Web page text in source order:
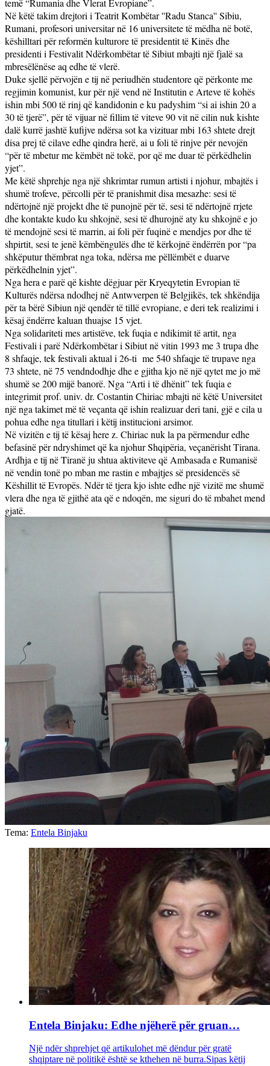
temë “Rumania dhe Vlerat Evropiane”.
Në këtë takim drejtori i Teatrit Kombëtar ''Radu Stanca'' Sibiu,
Rumani, profesori universitar në 16 universitete të mëdha në botë,
këshilltari për reformën kulturore të presidentit të Kinës dhe
presidenti i Festivalit Ndërkombëtar të Sibiut mbajti një fjalë sa
mbresëlënëse aq edhe të vlerë.
Duke sjellë përvojën e tij në periudhën studentore që përkonte me
regjimin komunist, kur për një vend në Institutin e Arteve të kohës
ishin mbi 500 të rinj që kandidonin e ku padyshim “si ai ishin 20 a
30 të tjerë”, për të vijuar në fillim të viteve 90 vit në cilin nuk kishte
dalë kurrë jashtë kufijve ndërsa sot ka vizituar mbi 163 shtete drejt
disa prej të cilave edhe qindra herë, ai u foli të rinjve për nevojën
“për të mbetur me këmbët në tokë, por që me duar të përkëdhelin
yjet”.
Me këtë shprehje nga një shkrimtar rumun artisti i njohur, mbajtës i
shumë trofeve, përcolli për të pranishmit disa mesazhe: sesi të
ndërtojnë një projekt dhe të punojnë për të, sesi të ndërtojnë rrjete
dhe kontakte kudo ku shkojnë, sesi të dhurojnë aty ku shkojnë e jo
të mendojnë sesi të marrin, ai foli për fuqinë e mendjes por dhe të
shpirtit, sesi te jenë këmbëngulës dhe të kërkojnë ëndërrën por “pa
shkëputur thëmbrat nga toka, ndërsa me pëllëmbët e duarve
përkëdhelnin yjet”.
Nga hera e parë që kishte dëgjuar për Kryeqytetin Evropian të
Kulturës ndërsa ndodhej në Antwverpen të Belgjikës, tek shkëndija
për ta bërë Sibiun një qendër të tillë evropiane, e deri tek realizimi i
kësaj ëndërre kaluan thuajse 15 vjet.
Nga solidariteti mes artistëve, tek fuqia e ndikimit të artit, nga
Festivali i parë Ndërkombëtar i Sibiut në vitin 1993 me 3 trupa dhe
8 shfaqje, tek festivali aktual i 26-ti me 540 shfaqje të trupave nga
73 shtete, në 75 vendndodhje dhe e gjitha kjo në një qytet me jo më
shumë se 200 mijë banorë. Nga “Arti i të dhënit” tek fuqia e
integrimit prof. univ. dr. Costantin Chiriac mbajti në këtë Universitet
një nga takimet më të veçanta që ishin realizuar deri tani, gjë e cila u
pohua edhe nga titullari i këtij institucioni arsimor.
Në vizitën e tij të kësaj here z. Chiriac nuk la pa përmendur edhe
befasinë për ndryshimet që ka njohur Shqipëria, veçanërisht Tirana.
Ardhja e tij në Tiranë ju shtua aktiviteve që Ambasada e Rumanisë
në vendin tonë po mban me rastin e mbajtjes së presidencës së
Këshillit të Evropës. Ndër të tjera kjo ishte edhe një vizitë me shumë
vlera dhe nga të gjithë ata që e ndoqën, me siguri do të mbahet mend
gjatë.
Tema: Entela Binjaku
Entela Binjaku: Edhe njëherë për gruan…
Një ndër shprehjet që artikulohet më dëndur për gratë
shqiptare në politikë është se kthehen në burra.Sipas këtij